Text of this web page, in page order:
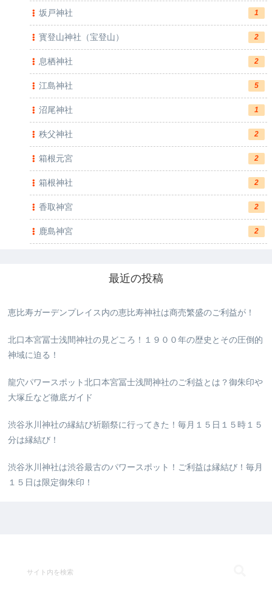
坂戸神社 1
寳登山神社（宝登山） 2
息栖神社 2
江島神社 5
沼尾神社 1
秩父神社 2
箱根元宮 2
箱根神社 2
香取神宮 2
鹿島神宮 2
最近の投稿
恵比寿ガーデンプレイス内の恵比寿神社は商売繁盛のご利益が！
北口本宮冨士浅間神社の見どころ！１９００年の歴史とその圧倒的
神域に迫る！
龍穴パワースポット北口本宮冨士浅間神社のご利益とは？御朱印や
大塚丘など徹底ガイド
渋谷氷川神社の縁結び祈願祭に行ってきた！毎月１５日１５時１５
分は縁結び！
渋谷氷川神社は渋谷最古のパワースポット！ご利益は縁結び！毎月
１５日は限定御朱印！